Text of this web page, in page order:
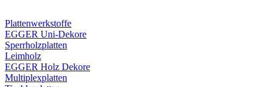
Plattenwerkstoffe
EGGER Uni-Dekore
Sperrholzplatten
Leimholz
EGGER Holz Dekore
Multiplexplatten